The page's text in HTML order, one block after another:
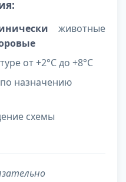
животные
от +2°C до +8°C
назначению
схемы